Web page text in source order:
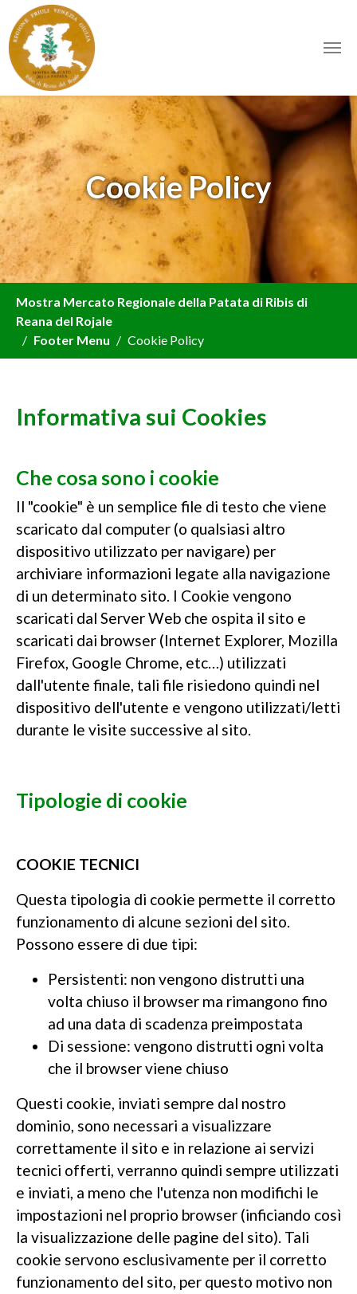
Skip to main content
Cookie Policy
Mostra Mercato Regionale della Patata di Ribis di
Reana del Rojale
Footer Menu
Cookie Policy
Informativa sui Cookies
Che cosa sono i cookie
Il "cookie" è un semplice file di testo che viene
scaricato dal computer (o qualsiasi altro
dispositivo utilizzato per navigare) per
archiviare informazioni legate alla navigazione
di un determinato sito. I Cookie vengono
scaricati dal Server Web che ospita il sito e
scaricati dai browser (Internet Explorer, Mozilla
Firefox, Google Chrome, etc…) utilizzati
dall'utente finale, tali file risiedono quindi nel
dispositivo dell'utente e vengono utilizzati/letti
durante le visite successive al sito.
Tipologie di cookie
COOKIE TECNICI
Questa tipologia di cookie permette il corretto
funzionamento di alcune sezioni del sito.
Possono essere di due tipi:
Persistenti: non vengono distrutti una
volta chiuso il browser ma rimangono fino
ad una data di scadenza preimpostata
Di sessione: vengono distrutti ogni volta
che il browser viene chiuso
Questi cookie, inviati sempre dal nostro
dominio, sono necessari a visualizzare
correttamente il sito e in relazione ai servizi
tecnici offerti, verranno quindi sempre utilizzati
e inviati, a meno che l'utenza non modifichi le
impostazioni nel proprio browser (inficiando così
la visualizzazione delle pagine del sito). Tali
cookie servono esclusivamente per il corretto
funzionamento del sito, per questo motivo non